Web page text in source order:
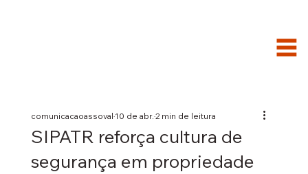
SIPATR reforça cultura de
segurança em propriedade
comunicacaoassoval10 de abr.2 min de leitura